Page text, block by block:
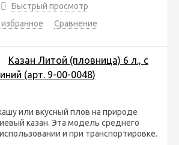
Быстрый просмотр
Сравнение
Казан Литой (пловница) 6 л., с
(арт. 9-00-0048)
или вкусный плов на природе
казан. Эта модель среднего
и при транспортировке.